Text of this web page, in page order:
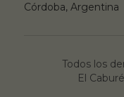
Córdoba, Argentina
Todos los
El